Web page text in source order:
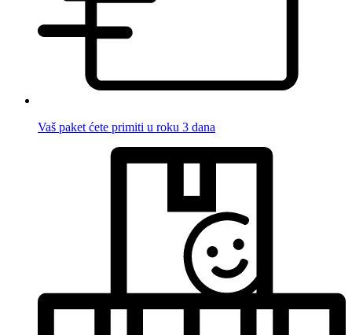
Vaš paket ćete primiti u roku 3 dana